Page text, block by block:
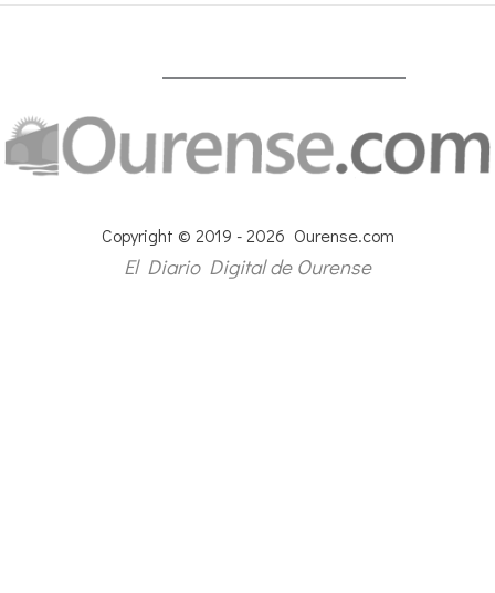
Copyright © 2019 - 2026 Ourense.com
El Diario Digital de Ourense